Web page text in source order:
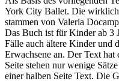
York City Ballet. Die
stammen von Valeria
Das Buch ist für Kinder ab 3
Fälle auch ältere Kinder und
Erwachsene an. Der Text hat
Seite stehen nur wenige
einer halben Seite Text. Die